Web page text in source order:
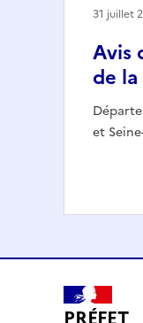
Avis
de la
et
31 juillet